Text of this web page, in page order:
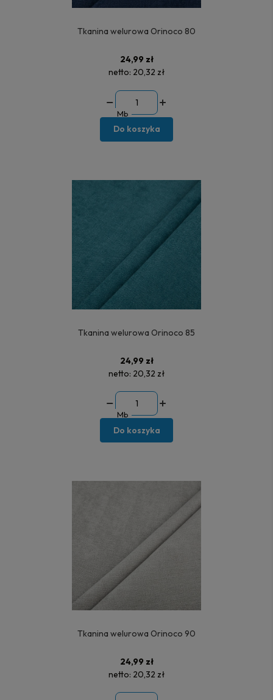
Tkanina welurowa Orinoco 80
24,99 zł
netto: 20,32 zł
Mb
Do koszyka
Tkanina welurowa Orinoco 85
24,99 zł
netto: 20,32 zł
Mb
Do koszyka
Tkanina welurowa Orinoco 90
24,99 zł
netto: 20,32 zł